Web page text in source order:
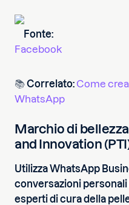
Fonte:
Facebook
📚Correlato: Come
WhatsApp
Marchio di
and Innovation
Utilizza WhatsApp
conversazioni
esperti di cura della